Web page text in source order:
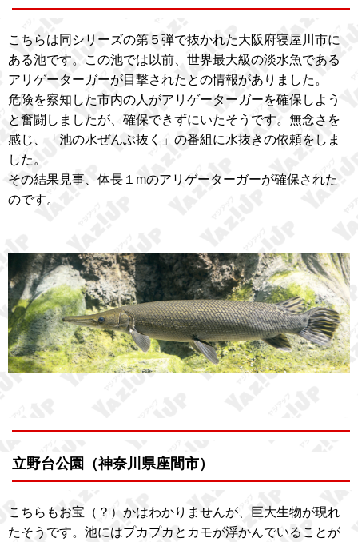
こちらは同シリーズの第５弾で抜かれた大阪府寝屋川市に
ある池です。この池では以前、世界最大級の淡水魚である
アリゲーターガーが目撃されたとの情報がありました。
危険を察知した市内の人がアリゲーターガーを確保しよう
と奮闘しましたが、確保できずにいたそうです。無念さを
感じ、「池の水ぜんぶ抜く」の番組に水抜きの依頼をしま
した。
その結果見事、体長１mのアリゲーターガーが確保された
のです。
立野台公園（神奈川県座間市）
こちらもお宝（？）かはわかりませんが、巨大生物が現れ
たそうです。池にはプカプカとカモが浮かんでいることが